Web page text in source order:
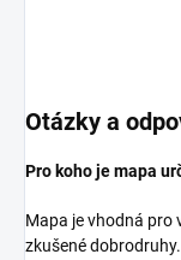
Otázky a
Pro koho je mapa
Mapa je vhodná pro
zkušené